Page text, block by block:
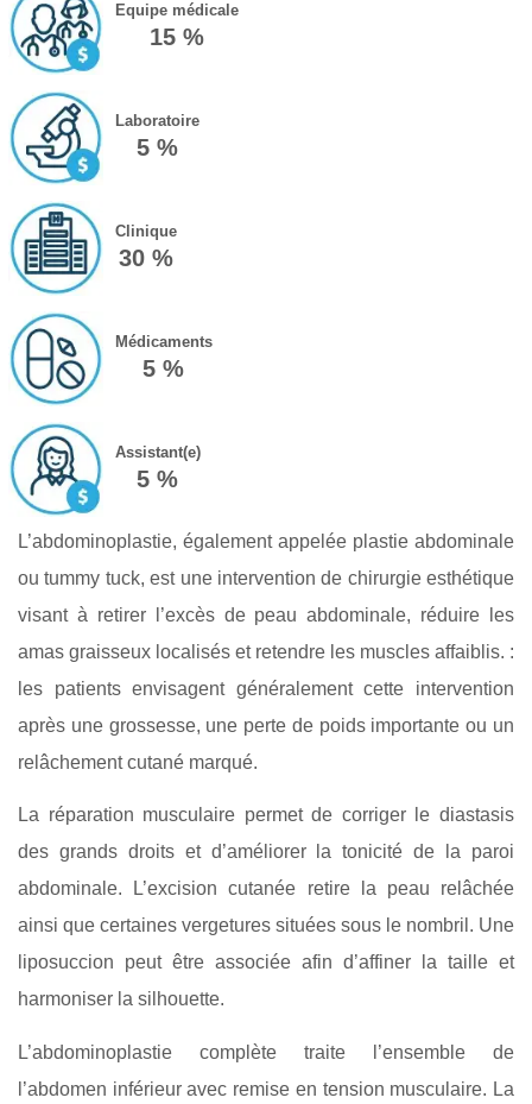
Equipe médicale
15 %
Laboratoire
5 %
Clinique
30 %
Médicaments
5 %
Assistant(e)
5 %
L’abdominoplastie, également appelée plastie abdominale
ou tummy tuck, est une intervention de chirurgie esthétique
visant à retirer l’excès de peau abdominale, réduire les
amas graisseux localisés et retendre les muscles affaiblis. :
les patients envisagent généralement cette intervention
après une grossesse, une perte de poids importante ou un
relâchement cutané marqué.
La réparation musculaire permet de corriger le diastasis
des grands droits et d’améliorer la tonicité de la paroi
abdominale. L’excision cutanée retire la peau relâchée
ainsi que certaines vergetures situées sous le nombril. Une
liposuccion peut être associée afin d’affiner la taille et
harmoniser la silhouette.
L’abdominoplastie complète traite l’ensemble de
l’abdomen inférieur avec remise en tension musculaire. La